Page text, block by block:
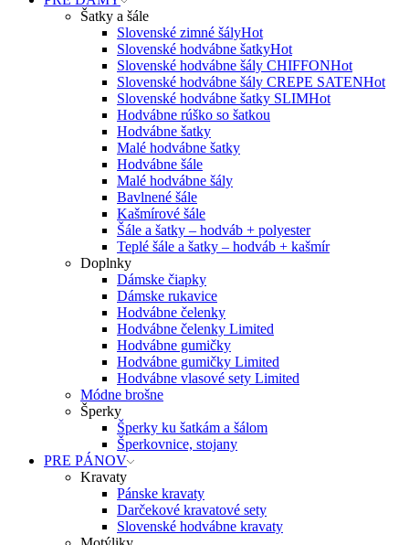
Šatky a šále
Slovenské zimné šályHot
Slovenské hodvábne šatkyHot
Slovenské hodvábne šály CHIFFONHot
Slovenské hodvábne šály CREPE SATENHot
Slovenské hodvábne šatky SLIMHot
Hodvábne rúško so šatkou
Hodvábne šatky
Malé hodvábne šatky
Hodvábne šále
Malé hodvábne šály
Bavlnené šále
Kašmírové šále
Šále a šatky – hodváb + polyester
Teplé šále a šatky – hodváb + kašmír
Doplnky
Dámske čiapky
Dámske rukavice
Hodvábne čelenky
Hodvábne čelenky Limited
Hodvábne gumičky
Hodvábne gumičky Limited
Hodvábne vlasové sety Limited
Módne brošne
Šperky
Šperky ku šatkám a šálom
Šperkovnice, stojany
PRE PÁNOV
Kravaty
Pánske kravaty
Darčekové kravatové sety
Slovenské hodvábne kravaty